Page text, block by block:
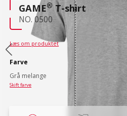
GAME®T-shirt
NO. 0500
Læs om produktet
Farve
Grå melange
Skift farve